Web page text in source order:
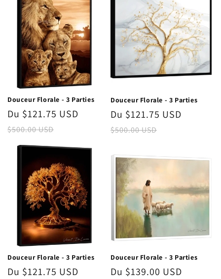
Douceur Florale - 3 Parties
Prix
promotionnel
Du $121.75 USD
habituel
$500.00 USD
Douceur Florale - 3 Parties
Prix
promotionnel
Du $121.75 USD
$500.00 USD
Douceur Florale - 3 Parties
Prix
Du $121.75 USD
Douceur Florale - 3 Parties
Prix
Du $139.00 USD